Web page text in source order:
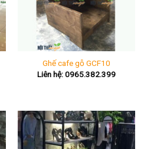
Ghế cafe gỗ GCF10
Liên hệ: 0965.382.399